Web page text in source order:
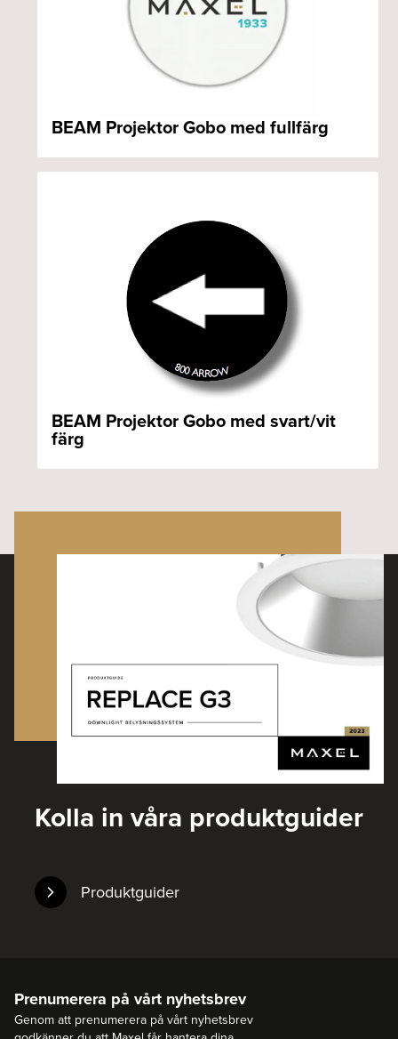
BEAM Projektor Gobo med fullfärg
BEAM Projektor Gobo med svart/vit
färg
Kolla in våra produktguider
Produktguider
Prenumerera på vårt nyhetsbrev
Genom att prenumerera på vårt nyhetsbrev